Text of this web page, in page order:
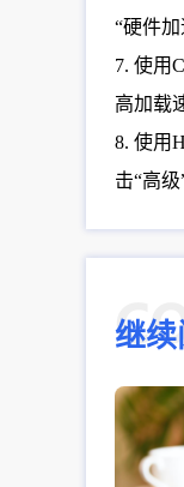
“硬件加
7. 使用
高加载
8. 使用
击“高
继